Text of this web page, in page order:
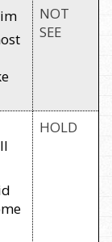
NOT
SEE
HOLD